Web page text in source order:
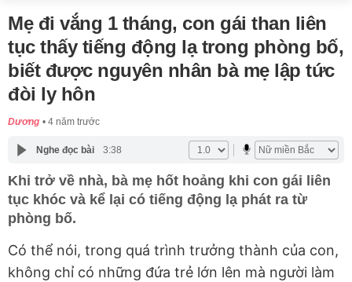
Mẹ đi vắng 1 tháng, con gái than liên
tục thấy tiếng động lạ trong phòng bố,
biết được nguyên nhân bà mẹ lập tức
đòi ly hôn
Dương 4 năm trước
Nghe đọc bài 3:38
Khi trở về nhà, bà mẹ hốt hoảng khi con gái liên
tục khóc và kể lại có tiếng động lạ phát ra từ
phòng bố.
Có thể nói, trong quá trình trưởng thành của con,
không chỉ có những đứa trẻ lớn lên mà người làm